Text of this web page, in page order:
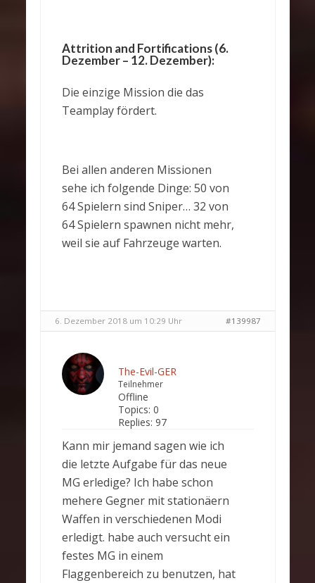
Attrition and Fortifications (6.
Dezember – 12. Dezember):
Die einzige Mission die das
Teamplay fördert.
Bei allen anderen Missionen
sehe ich folgende Dinge: 50 von
64 Spielern sind Sniper… 32 von
64 Spielern spawnen nicht mehr,
weil sie auf Fahrzeuge warten.
6. Dezember 2018 um 10:29 Uhr #139987
The-Evil-GER
Teilnehmer
Offline
Topics: 0
Replies: 97
Kann mir jemand sagen wie ich
die letzte Aufgabe für das neue
MG erledige? Ich habe schon
mehere Gegner mit stationäern
Waffen in verschiedenen Modi
erledigt. habe auch versucht ein
festes MG in einem
Flaggenbereich zu benutzen, hat